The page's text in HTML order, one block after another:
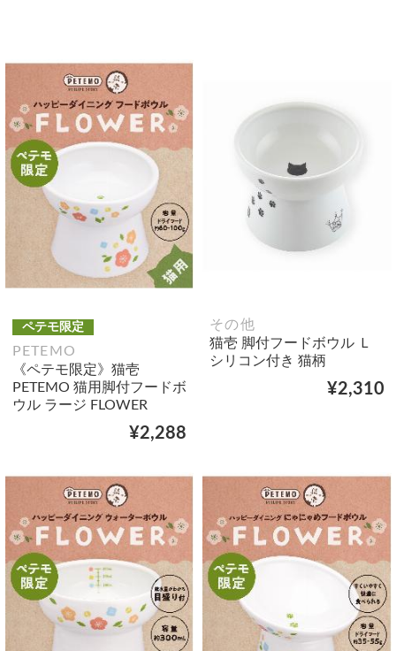
ペテモ限定
PETEMO
《ペテモ限定》猫壱
PETEMO 猫用脚付フードボ
ウル ラージ FLOWER
¥2,288
その他
猫壱 脚付フードボウル Ｌ
シリコン付き 猫柄
¥2,310